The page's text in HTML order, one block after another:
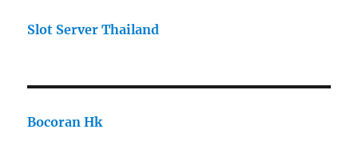
Slot Server Thailand
Bocoran Hk